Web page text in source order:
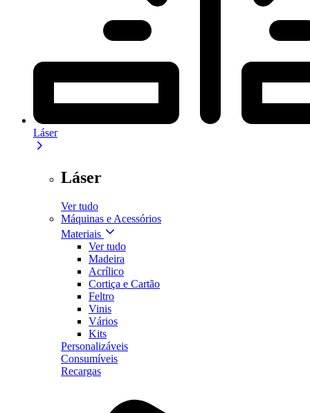
Láser
Láser
Ver tudo
Máquinas e Acessórios
Materiais
Ver tudo
Madeira
Acrílico
Cortiça e Cartão
Feltro
Vinis
Vários
Kits
Personalizáveis
Consumíveis
Recargas